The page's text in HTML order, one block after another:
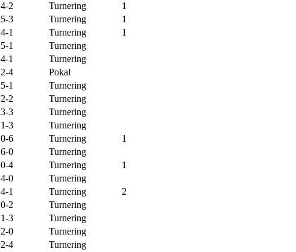
4-2 Turnering
1
5-3 Turnering
1
4-1 Turnering
1
5-1
Turnering
4-1
Turnering
2-4
Pokal
5-1
Turnering
2-2
Turnering
3-3
Turnering
1-3
Turnering
0-6 Turnering
1
6-0
Turnering
0-4 Turnering
1
4-0
Turnering
4-1 Turnering
2
0-2
Turnering
1-3
Turnering
2-0
Turnering
2-4
Turnering